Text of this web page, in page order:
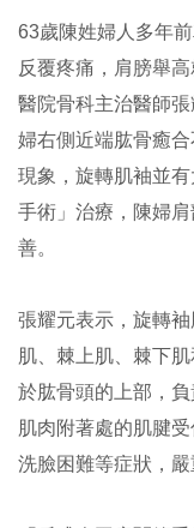
63歲陳姓婦人多年
反覆疼痛，肩膀舉
醫院骨科主治醫師
婦右側近端肱骨癒
現象，旋轉肌袖並
手術」治療，陳婦
善。
張耀元表示，旋轉
肌、棘上肌、棘下
於肱骨頭的上部，
肌肉附著處的肌腱
洗臉困難等症狀，嚴